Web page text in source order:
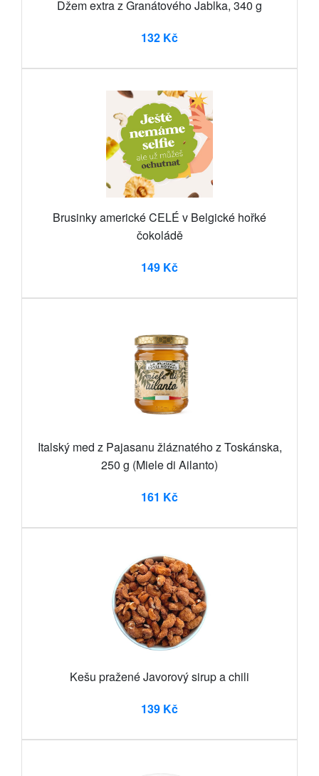
Džem extra z Granátového Jablka, 340 g
132 Kč
Brusinky americké CELÉ v Belgické hořké
čokoládě
149 Kč
Italský med z Pajasanu žláznatého z Toskánska,
250 g (Miele di Ailanto)
161 Kč
Kešu pražené Javorový sirup a chili
139 Kč